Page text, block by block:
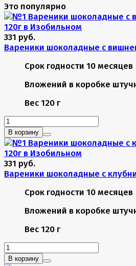
Это популярно
331 руб.
Вареники шоколадные с
Срок годности 10 месяцев
Вложений в коробке
Вес 120 г
В корзину
331 руб.
Вареники шоколадные с
Срок годности 10 месяцев
Вложений в коробке
Вес 120 г
В корзину